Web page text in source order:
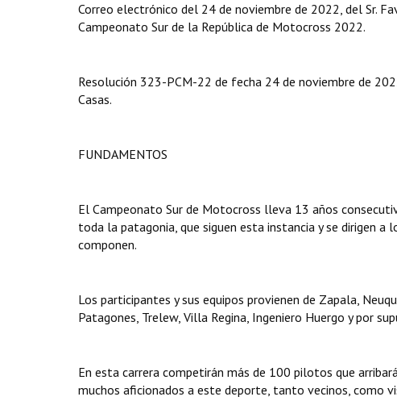
Correo electrónico del 24 de noviembre de 2022, del Sr.
Campeonato Sur de la República de Motocross 2022.
Resolución 323-PCM-22 de fecha 24 de noviembre de
Casas.
FUNDAMENTOS
El Campeonato Sur de Motocross lleva 13 años
toda la patagonia, que siguen esta instancia y se dirigen
componen.
Los participantes y sus equipos provienen de Zapala,
Patagones, Trelew, Villa Regina, Ingeniero Huergo y por
En esta carrera competirán más de 100 pilotos que
muchos aficionados a este deporte, tanto vecinos, como